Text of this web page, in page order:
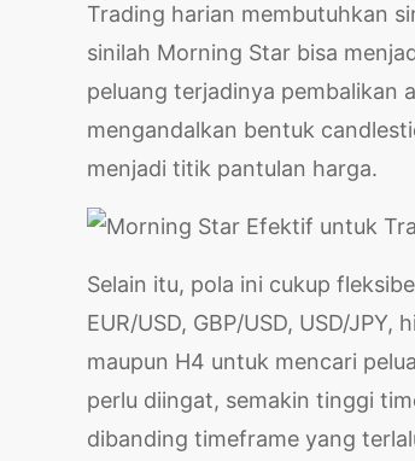
Trading harian membutuhkan
sinilah Morning Star bisa
peluang terjadinya pembalikan
mengandalkan bentuk
menjadi titik pantulan harga.
Selain itu, pola ini cukup
EUR/USD, GBP/USD, USD/
maupun H4 untuk mencari
perlu diingat, semakin tinggi
dibanding timeframe yang